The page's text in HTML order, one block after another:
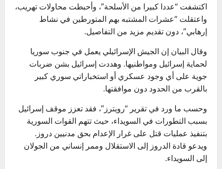
اكتشفت “عددا كبيرا من الأسلحة”، وأحبطت محاولات تهريب،
واعتقلت “عشرات المشتبه بهم المتورطين في نشاط
إرهابي”، دون تقديم مزيد من التفاصيل.
وقال البيان إن الجيش الإسرائيلي يعمل في جنوب سوريا
لحماية إسرائيل ومواطنيها. وهددت إسرائيل بشن ضربات
جوية على أي وجود عسكري أو استخباراتي سوري كبير
بالقرب من الحدود دون موافقتها.
وحسب ما ورد في تقرير “رويترز”، فقد تعزز موقف إسرائيل
بسبب التطورات في السويداء، حيث تتهم القوات السورية
بتنفيذ عمليات قتل على غرار الإعدام بحق مدنيين دروز.
ويدعو قادة الدروز إلى الاستقلال وممر إنساني من الجولان
إلى السويداء.